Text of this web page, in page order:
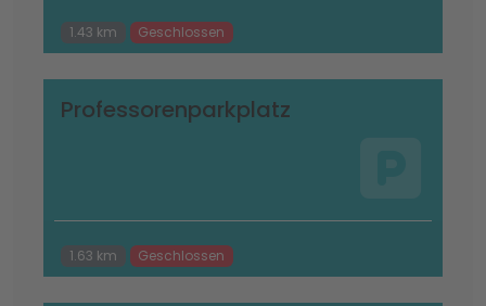
1.43 km Geschlossen
Professorenparkplatz
1.63 km Geschlossen